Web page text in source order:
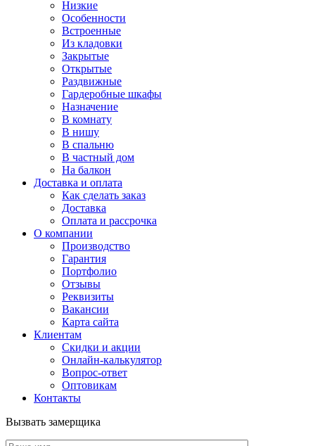
Низкие
Особенности
Встроенные
Из кладовки
Закрытые
Открытые
Раздвижные
Гардеробные шкафы
Назначение
В комнату
В нишу
В спальню
В частный дом
На балкон
Доставка и оплата
Как сделать заказ
Доставка
Оплата и рассрочка
О компании
Производство
Гарантия
Портфолио
Отзывы
Реквизиты
Вакансии
Карта сайта
Клиентам
Скидки и акции
Онлайн-калькулятор
Вопрос-ответ
Оптовикам
Контакты
Вызвать замерщика